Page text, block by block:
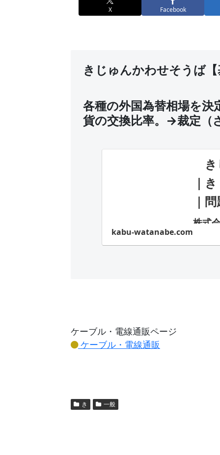
X Facebook
きじゅんかわせそうば
各種の外国為替相場を
貨の交換比率。→裁定（
き
｜
｜
株式
kabu-watanabe.com
ケーブル・電線通販ページ
ケーブル・電線通販
き 一般